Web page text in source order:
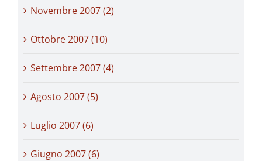
Novembre 2007 (2)
Ottobre 2007 (10)
Settembre 2007 (4)
Agosto 2007 (5)
Luglio 2007 (6)
Giugno 2007 (6)